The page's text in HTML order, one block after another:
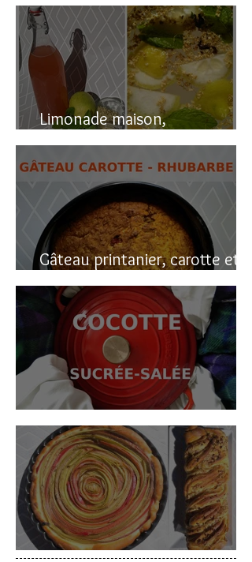
Limonade maison,
naturellement pétillante!!!
Gâteau printanier, carotte et
rhubarbe
Cocotte sucrée-salée